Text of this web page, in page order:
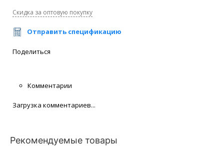
Скидка за оптовую покупку
Отправить спецификацию
Поделиться
Комментарии
Загрузка комментариев...
Рекомендуемые товары